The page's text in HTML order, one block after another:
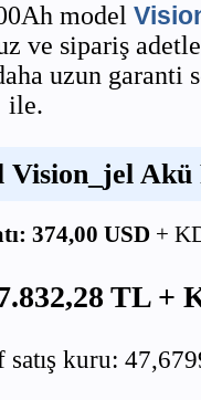
model
ve sipariş
uzun garanti
ile.
Vision_jel Akü
374,00 USD +
TL +
kuru: